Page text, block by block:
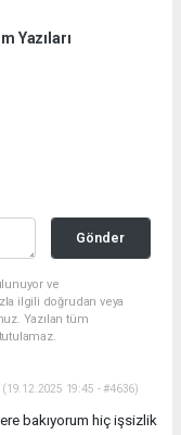
Yazıları
Gönder
ve
ilgili doğrudan veya
Yazılan tüm
(19.12.2025 19:45 - #4636)
bakıyorum hiç işsizlik